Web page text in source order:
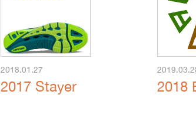
2018.01.27
2017 Stayer 2018